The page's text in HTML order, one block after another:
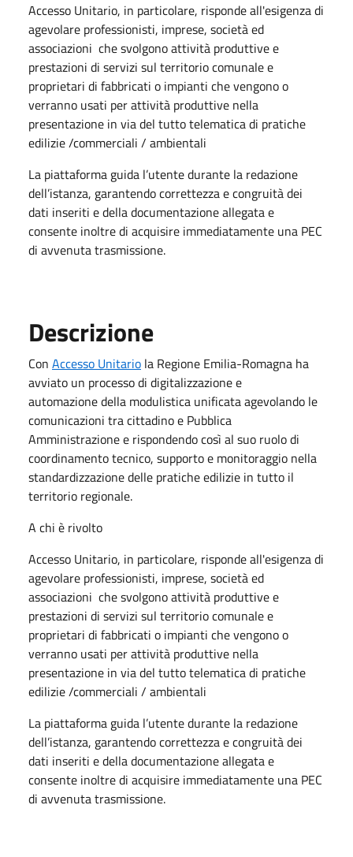
Accesso Unitario, in particolare, risponde all'esigenza di
agevolare professionisti, imprese, società ed
associazioni che svolgono attività produttive e
prestazioni di servizi sul territorio comunale e
proprietari di fabbricati o impianti che vengono o
verranno usati per attività produttive nella
presentazione in via del tutto telematica di pratiche
edilizie /commerciali / ambientali
La piattaforma guida l’utente durante la redazione
dell’istanza, garantendo correttezza e congruità dei
dati inseriti e della documentazione allegata e
consente inoltre di acquisire immediatamente una PEC
di avvenuta trasmissione.
Descrizione
Con Accesso Unitario la Regione Emilia-Romagna ha
avviato un processo di digitalizzazione e
automazione della modulistica unificata agevolando le
comunicazioni tra cittadino e Pubblica
Amministrazione e rispondendo così al suo ruolo di
coordinamento tecnico, supporto e monitoraggio nella
standardizzazione delle pratiche edilizie in tutto il
territorio regionale.
A chi è rivolto
Accesso Unitario, in particolare, risponde all'esigenza di
agevolare professionisti, imprese, società ed
associazioni che svolgono attività produttive e
prestazioni di servizi sul territorio comunale e
proprietari di fabbricati o impianti che vengono o
verranno usati per attività produttive nella
presentazione in via del tutto telematica di pratiche
edilizie /commerciali / ambientali
La piattaforma guida l’utente durante la redazione
dell’istanza, garantendo correttezza e congruità dei
dati inseriti e della documentazione allegata e
consente inoltre di acquisire immediatamente una PEC
di avvenuta trasmissione.